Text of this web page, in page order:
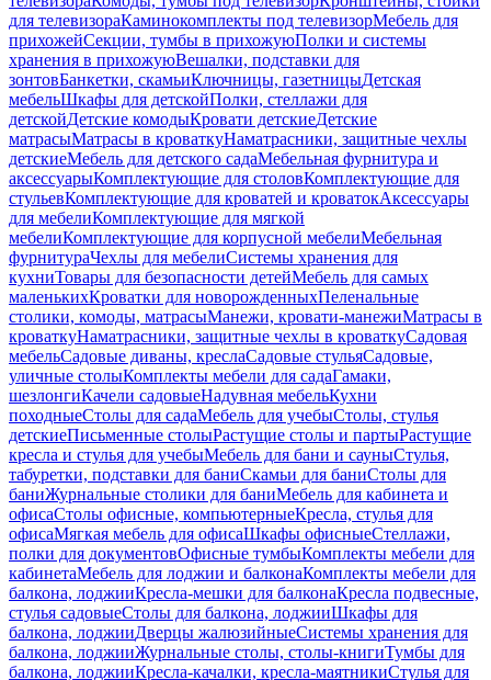
для телевизораКаминокомплекты под телевизорМебель для
прихожейСекции, тумбы в прихожуюПолки и системы
хранения в прихожуюВешалки, подставки для
зонтовБанкетки, скамьиКлючницы, газетницыДетская
мебельШкафы для детскойПолки, стеллажи для
детскойДетские комодыКровати детскиеДетские
матрасыМатрасы в кроваткуНаматрасники, защитные чехлы
детскиеМебель для детского садаМебельная фурнитура и
аксессуарыКомплектующие для столовКомплектующие для
стульевКомплектующие для кроватей и кроватокАксессуары
для мебелиКомплектующие для мягкой
мебелиКомплектующие для корпусной мебелиМебельная
фурнитураЧехлы для мебелиСистемы хранения для
кухниТовары для безопасности детейМебель для самых
маленькихКроватки для новорожденныхПеленальные
столики, комоды, матрасыМанежи, кровати-манежиМатрасы в
кроваткуНаматрасники, защитные чехлы в кроваткуСадовая
мебельСадовые диваны, креслаСадовые стульяСадовые,
уличные столыКомплекты мебели для садаГамаки,
шезлонгиКачели садовыеНадувная мебельКухни
походныеСтолы для садаМебель для учебыСтолы, стулья
детскиеПисьменные столыРастущие столы и партыРастущие
кресла и стулья для учебыМебель для бани и сауныСтулья,
табуретки, подставки для баниСкамьи для баниСтолы для
баниЖурнальные столики для баниМебель для кабинета и
офисаСтолы офисные, компьютерныеКресла, стулья для
офисаМягкая мебель для офисаШкафы офисныеСтеллажи,
полки для документовОфисные тумбыКомплекты мебели для
кабинетаМебель для лоджии и балконаКомплекты мебели для
балкона, лоджииКресла-мешки для балконаКресла подвесные,
стулья садовыеСтолы для балкона, лоджииШкафы для
балкона, лоджииДверцы жалюзийныеСистемы хранения для
балкона, лоджииЖурнальные столы, столы-книгиТумбы для
балкона, лоджииКресла-качалки, кресла-маятникиСтулья для